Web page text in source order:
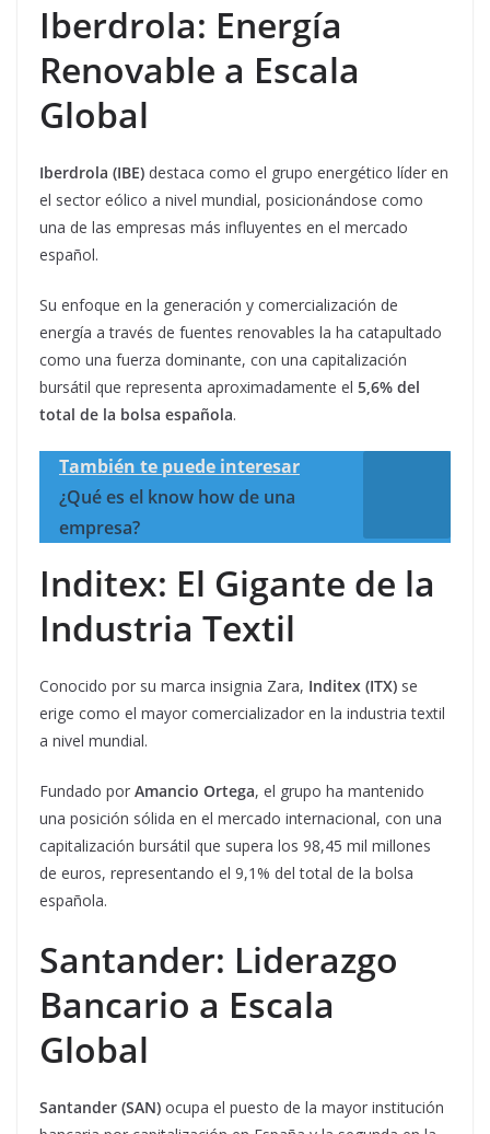
Iberdrola: Energía
Renovable a Escala
Global
Iberdrola (IBE) destaca como el grupo energético líder en
el sector eólico a nivel mundial, posicionándose como
una de las empresas más influyentes en el mercado
español.
Su enfoque en la generación y comercialización de
energía a través de fuentes renovables la ha catapultado
como una fuerza dominante, con una capitalización
bursátil que representa aproximadamente el 5,6% del
total de la bolsa española.
También te puede interesar
¿Qué es el know how de una
empresa?
Inditex: El Gigante de la
Industria Textil
Conocido por su marca insignia Zara, Inditex (ITX) se
erige como el mayor comercializador en la industria textil
a nivel mundial.
Fundado por Amancio Ortega, el grupo ha mantenido
una posición sólida en el mercado internacional, con una
capitalización bursátil que supera los 98,45 mil millones
de euros, representando el 9,1% del total de la bolsa
española.
Santander: Liderazgo
Bancario a Escala
Global
Santander (SAN) ocupa el puesto de la mayor institución